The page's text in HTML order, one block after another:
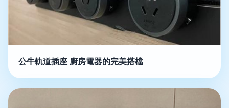
公牛軌道插座 廚房電器的完美搭檔